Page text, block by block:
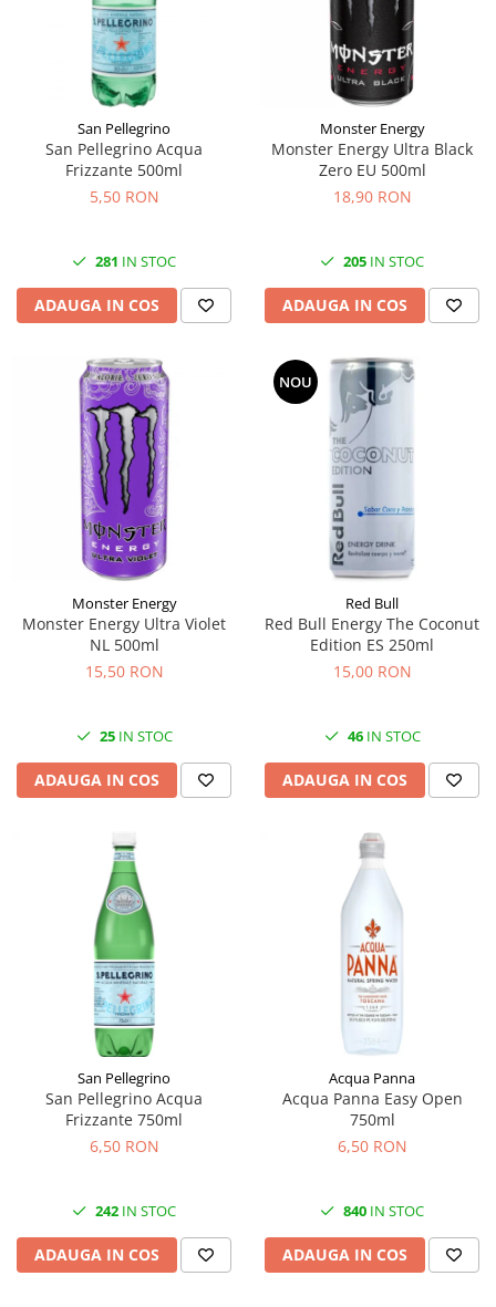
Făină italiană
Condimente & Sare
Zahăr & Îndulcitori
Lapte & Condensat
Gran Cucina
Creme & Esente
Paste Italiene
San Pellegrino
San Pellegrino Acqua
Frizzante 500ml
5,50 RON
281 IN STOC
ADAUGA IN COS
Monster Energy
Monster Energy Ultra Black
Zero EU 500ml
18,90 RON
205 IN STOC
ADAUGA IN COS
Monster Energy
Monster Energy Ultra Violet
NL 500ml
15,50 RON
25IN STOC
ADAUGA IN COS
NOU
Red Bull
Red Bull Energy The Coconut
Edition ES 250ml
15,00 RON
46IN STOC
ADAUGA IN COS
San Pellegrino
San Pellegrino Acqua
Frizzante 750ml
6,50 RON
242 IN STOC
ADAUGA IN COS
Acqua Panna
Acqua Panna Easy Open
750ml
6,50 RON
840 IN STOC
ADAUGA IN COS